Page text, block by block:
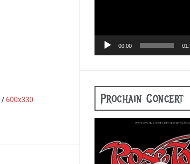
/600x330
00:00
Prochain Concert